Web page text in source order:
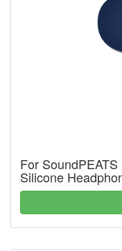
For
Silicone